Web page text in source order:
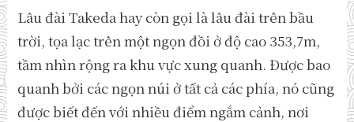
Lâu đài Takeda hay còn gọi là lâu đài trên bầu
trời, tọa lạc trên một ngọn đồi ở độ cao 353,7m,
tầm nhìn rộng ra khu vực xung quanh. Được bao
quanh bởi các ngọn núi ở tất cả các phía, nó cũng
được biết đến với nhiều điểm ngắm cảnh, nơi